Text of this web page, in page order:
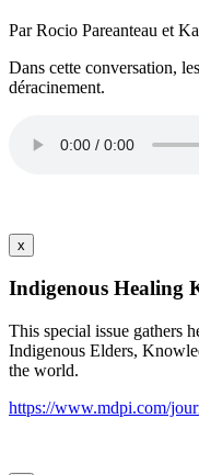
Par Rocio Pareanteau et
Dans cette conversation,
déracinement.
x
Indigenous Healing
This special issue gathers
Indigenous Elders,
the world.
https://www.mdpi.com/